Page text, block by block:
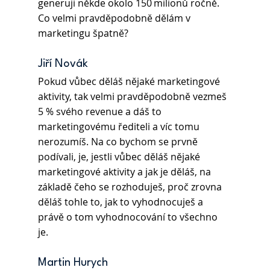
generuji někde okolo 150 milionů ročně.
Co velmi pravděpodobně dělám v
marketingu špatně?
Jiří Novák
Pokud vůbec děláš nějaké marketingové
aktivity, tak velmi pravděpodobně vezmeš
5 % svého revenue a dáš to
marketingovému řediteli a víc tomu
nerozumíš. Na co bychom se prvně
podívali, je, jestli vůbec děláš nějaké
marketingové aktivity a jak je děláš, na
základě čeho se rozhoduješ, proč zrovna
děláš tohle to, jak to vyhodnocuješ a
právě o tom vyhodnocování to všechno
je.
Martin Hurych